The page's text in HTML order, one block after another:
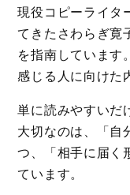
現役コピーライタ
てきたさわらぎ寛
を指南しています
感じる人に向けた
単に読みやすいだ
大切なのは、「自
つ、「相手に届く
ています。